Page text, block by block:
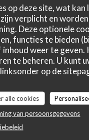
op deze site, wat
verplicht en
Deze optionele
functies te bieden
weer te geven.
te beheren. U kunt
op de
alle cookies
van persoonsgegevens
serons heureux de
:5/5 Keuken:5/5
Les plats étaient
L’équipe a été très
L’ambiance était
l’équipe pour votre